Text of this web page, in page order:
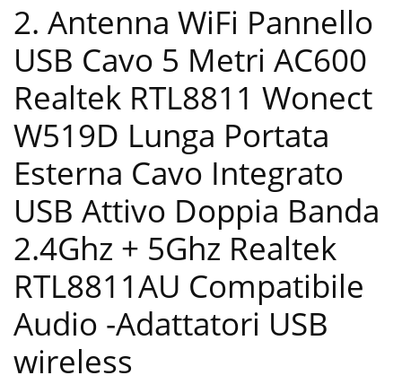
2. Antenna WiFi Pannello
USB Cavo 5 Metri AC600
Realtek RTL8811 Wonect
W519D Lunga Portata
Esterna Cavo Integrato
USB Attivo Doppia Banda
2.4Ghz + 5Ghz Realtek
RTL8811AU Compatibile
Audio -Adattatori USB
wireless